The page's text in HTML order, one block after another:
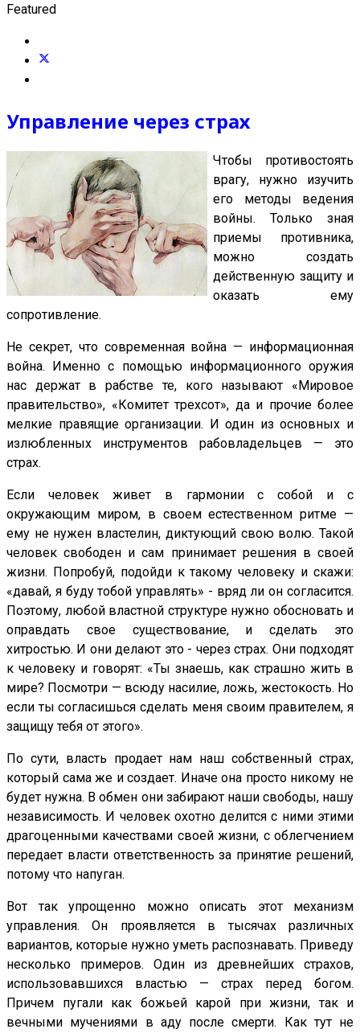
Featured
Управление через страх
Чтобы противостоять
врагу, нужно изучить
его методы ведения
войны. Только зная
приемы противника,
можно создать
действенную защиту и
оказать ему
сопротивление.
Не секрет, что современная война — информационная
война. Именно с помощью информационного оружия
нас держат в рабстве те, кого называют «Мировое
правительство», «Комитет трехсот», да и прочие более
мелкие правящие организации. И один из основных и
излюбленных инструментов рабовладельцев — это
страх.
Если человек живет в гармонии с собой и с
окружающим миром, в своем естественном ритме —
ему не нужен властелин, диктующий свою волю. Такой
человек свободен и сам принимает решения в своей
жизни. Попробуй, подойди к такому человеку и скажи:
«давай, я буду тобой управлять» - вряд ли он согласится.
Поэтому, любой властной структуре нужно обосновать и
оправдать свое существование, и сделать это
хитростью. И они делают это - через страх. Они подходят
к человеку и говорят: «Ты знаешь, как страшно жить в
мире? Посмотри — всюду насилие, ложь, жестокость. Но
если ты согласишься сделать меня своим правителем, я
защищу тебя от этого».
По сути, власть продает нам наш собственный страх,
который сама же и создает. Иначе она просто никому не
будет нужна. В обмен они забирают наши свободы, нашу
независимость. И человек охотно делится с ними этими
драгоценными качествами своей жизни, с облегчением
передает власти ответственность за принятие решений,
потому что напуган.
Вот так упрощенно можно описать этот механизм
управления. Он проявляется в тысячах различных
вариантов, которые нужно уметь распознавать. Приведу
несколько примеров. Один из древнейших страхов,
использовавшихся властью — страх перед богом.
Причем пугали как божьей карой при жизни, так и
вечными мучениями в аду после смерти. Как тут не